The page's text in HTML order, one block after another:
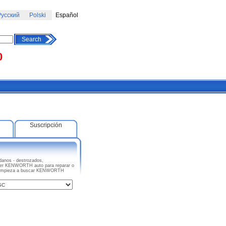
Polski Español
Search
Suscripción
- destrozados,
KENWORTH auto para reparar o
a buscar KENWORTH